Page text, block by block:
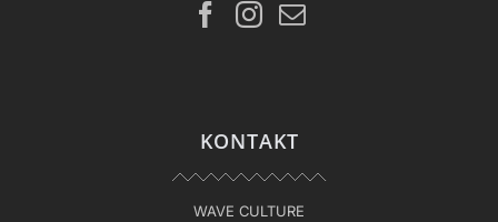
KONTAKT
WAVE CULTURE